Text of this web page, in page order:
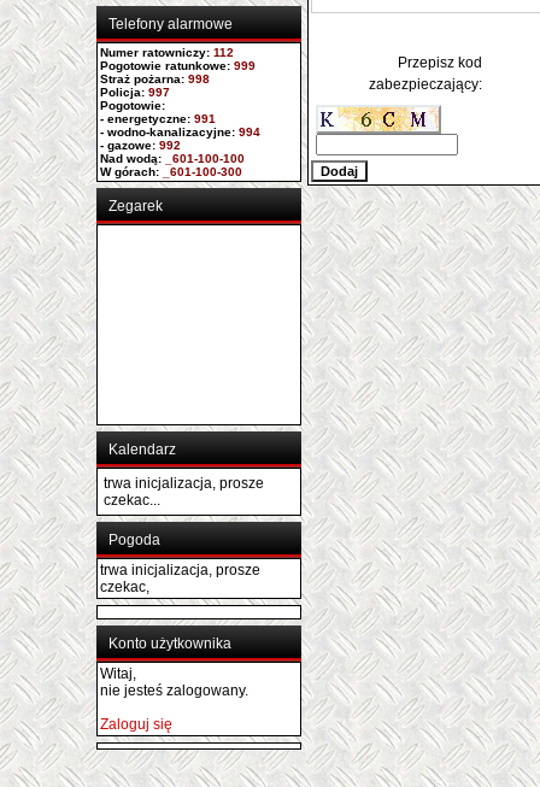
Telefony alarmowe
Numer ratowniczy: 112
Pogotowie ratunkowe: 999
Straż pożarna: 998
Policja: 997
Pogotowie:
- energetyczne: 991
- wodno-kanalizacyjne: 994
- gazowe: 992
Nad wodą: _601-100-100
W górach: _601-100-300
Zegarek
Kalendarz
trwa inicjalizacja, prosze
czekac...
Pogoda
trwa inicjalizacja, prosze
czekac,
Konto użytkownika
Witaj,
nie jesteś zalogowany.
Zaloguj się
Przepisz kod
zabezpieczający: